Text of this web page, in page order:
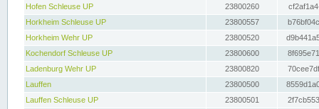
Hofen Schleuse UP
23800260
Horkheim Schleuse UP
23800557
Horkheim Wehr UP
23800520
Kochendorf Schleuse UP
23800600
Ladenburg Wehr UP
23800820
Lauffen
23800500
Lauffen Schleuse UP
23800501